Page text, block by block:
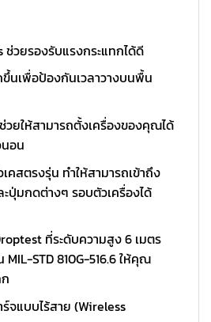
วยรองรับแรงกระแทกได้ดี
นเพื่อป้องกันเวลาวางบนพื้น
วยให้สามารถตั้งเครื่องของคุณได้
อน
คสตรงรุ่น ทำให้สามารถเข้าถึง
ปุ่มกดต่างๆ รอบตัวเครื่องได้
ที่ระดับความสูง 6 เมตร
MIL-STD 810G-516.6 ให้คุณ
จแบบไร้สาย (Wireless